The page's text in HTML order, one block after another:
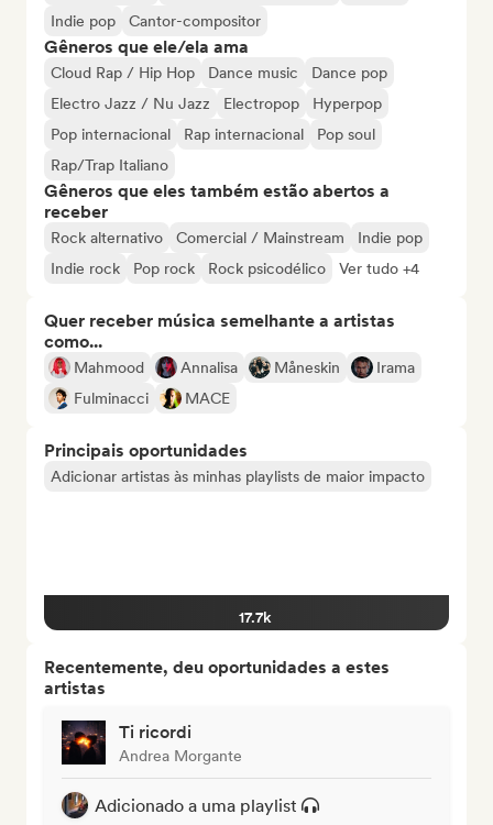
Indie pop
Cantor-compositor
Gêneros que ele/ela ama
Cloud Rap / Hip Hop Dance music
Dance pop
Electro Jazz / Nu Jazz
Electropop
Hyperpop
Pop internacional
Rap internacional
Pop soul
Rap/Trap Italiano
Gêneros que eles também estão abertos a
receber
Rock alternativo Comercial / Mainstream
Indie pop
Indie rock
Pop rock Rock psicodélico Ver tudo +4
Quer receber música semelhante a artistas
como...
Mahmood Annalisa Måneskin
Irama
Fulminacci
MACE
Principais oportunidades
Adicionar artistas às minhas playlists de maior impacto
17.7k
Recentemente, deu oportunidades a estes
artistas
Ti ricordi
Andrea Morgante
Adicionado a uma playlist